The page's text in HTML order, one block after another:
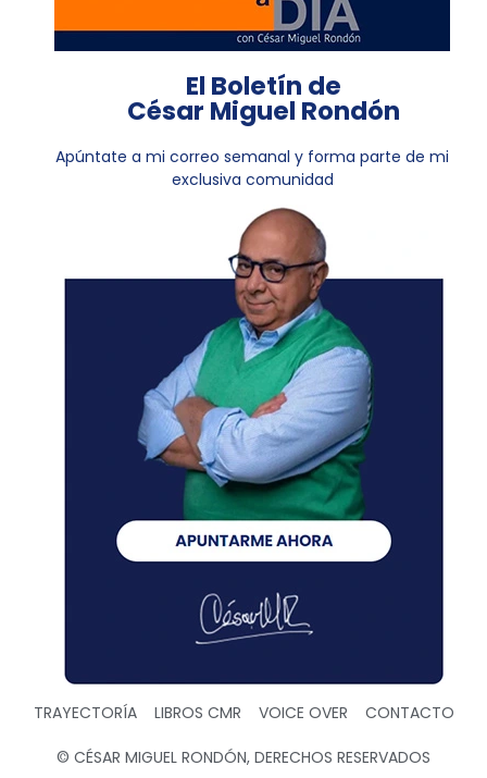
El Boletín de
César Miguel Rondón
Apúntate a mi correo semanal y forma parte de mi
exclusiva comunidad
TRAYECTORÍA LIBROS CMR VOICE OVER CONTACTO
© CÉSAR MIGUEL RONDÓN, DERECHOS RESERVADOS